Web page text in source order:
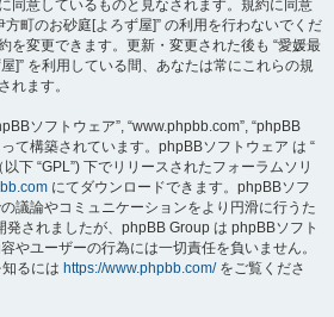
同意しているものと見なされます。規約に同意
町のお砂庭[よろず屋]” の利用を行わないでくだ
を変更できます。更新・変更された後も “愛媛最
]” を利用している間、あなたは常にこれらの規
れます。
ソフトウェア”, “www.phpbb.com”, “phpBB
て構築されています。phpBBソフトウェア は “
以下 “GPL”) 下でリリースされたフォーラムソリ
にてダウンロードできます。phpBBソフ
議論やコミュニケーションをより円滑に行うた
されましたが、phpBB Group は phpBBソフト
やユーザーの行為には一切責任を負いません。
るには https://www.phpbb.com/をご覧くださ